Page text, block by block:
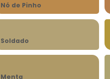
Nó de Pinho
Soldado
Menta